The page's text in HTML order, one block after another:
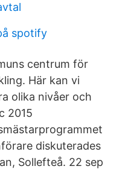
spotify
centrum för
Här kan vi
olika nivåer och
2015
diskuterades
Sollefteå. 22 sep